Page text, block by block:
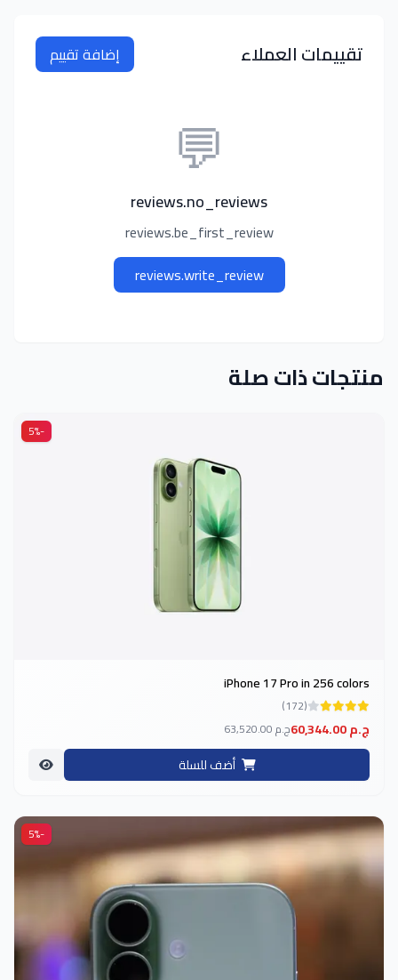
تقييمات العملاء إضافة تقييم
💬
reviews.no_reviews
reviews.be_first_review
reviews.write_review
منتجات ذات صلة
-5%
iPhone 17 Pro in 256 colors
(172)
60,344.00 ج.م 63,520.00 ج.م
أضف للسلة
-5%